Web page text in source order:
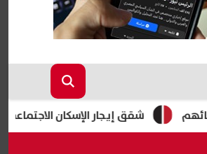
شقق إيجار الإسكان الاجتماعي 2026.. طرح 3280 وحدة بمبادرة "حياة كريمة "